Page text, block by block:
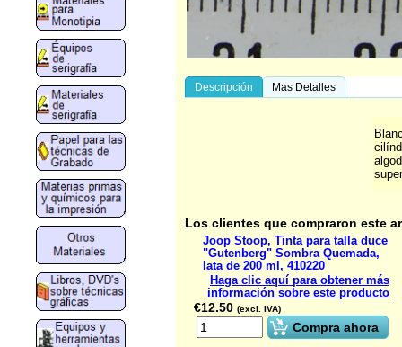
Descripción Mas Detalles
Los clientes que compraron este
Joop Stoop, Tinta para talla duce
"Gutenberg" Sombra Quemada,
lata de 200 ml, 410220
Haga clic aquí para obtener más
información sobre este producto
€12.50 (excl. IVA)
Compra ahora